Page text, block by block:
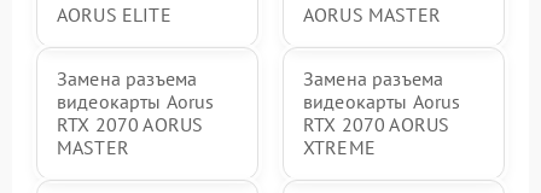
AORUS ELITE
AORUS MASTER
Замена разъема
видеокарты Aorus
RTX 2070 AORUS
MASTER
Замена разъема
видеокарты Aorus
RTX 2070 AORUS
XTREME